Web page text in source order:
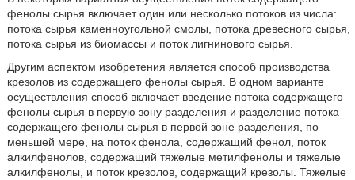
фенолы сырья включает один или несколько потоков из числа:
потока сырья каменноугольной смолы, потока древесного сырья,
потока сырья из биомассы и поток лигнинового сырья.
Другим аспектом изобретения является способ производства
крезолов из содержащего фенолы сырья. В одном варианте
осуществления способ включает введение потока содержащего
фенолы сырья в первую зону разделения и разделение потока
содержащего фенолы сырья в первой зоне разделения, по
меньшей мере, на поток фенола, содержащий фенол, поток
алкилфенолов, содержащий тяжелые метилфенолы и тяжелые
алкилфенолы, и поток крезолов, содержащий крезолы. Тяжелые